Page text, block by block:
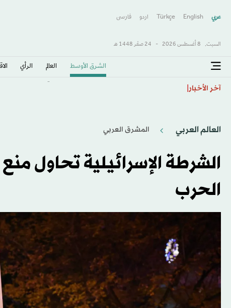
عربي English
Türkçe اردو فارسى
السبت, 8 أغسطس 2026 - 24 صفَر 1448 هـ
الشرق الأوسط​ العالم الرأي
آخر الأخبار
العالم العربي المشرق العربي
الحرب